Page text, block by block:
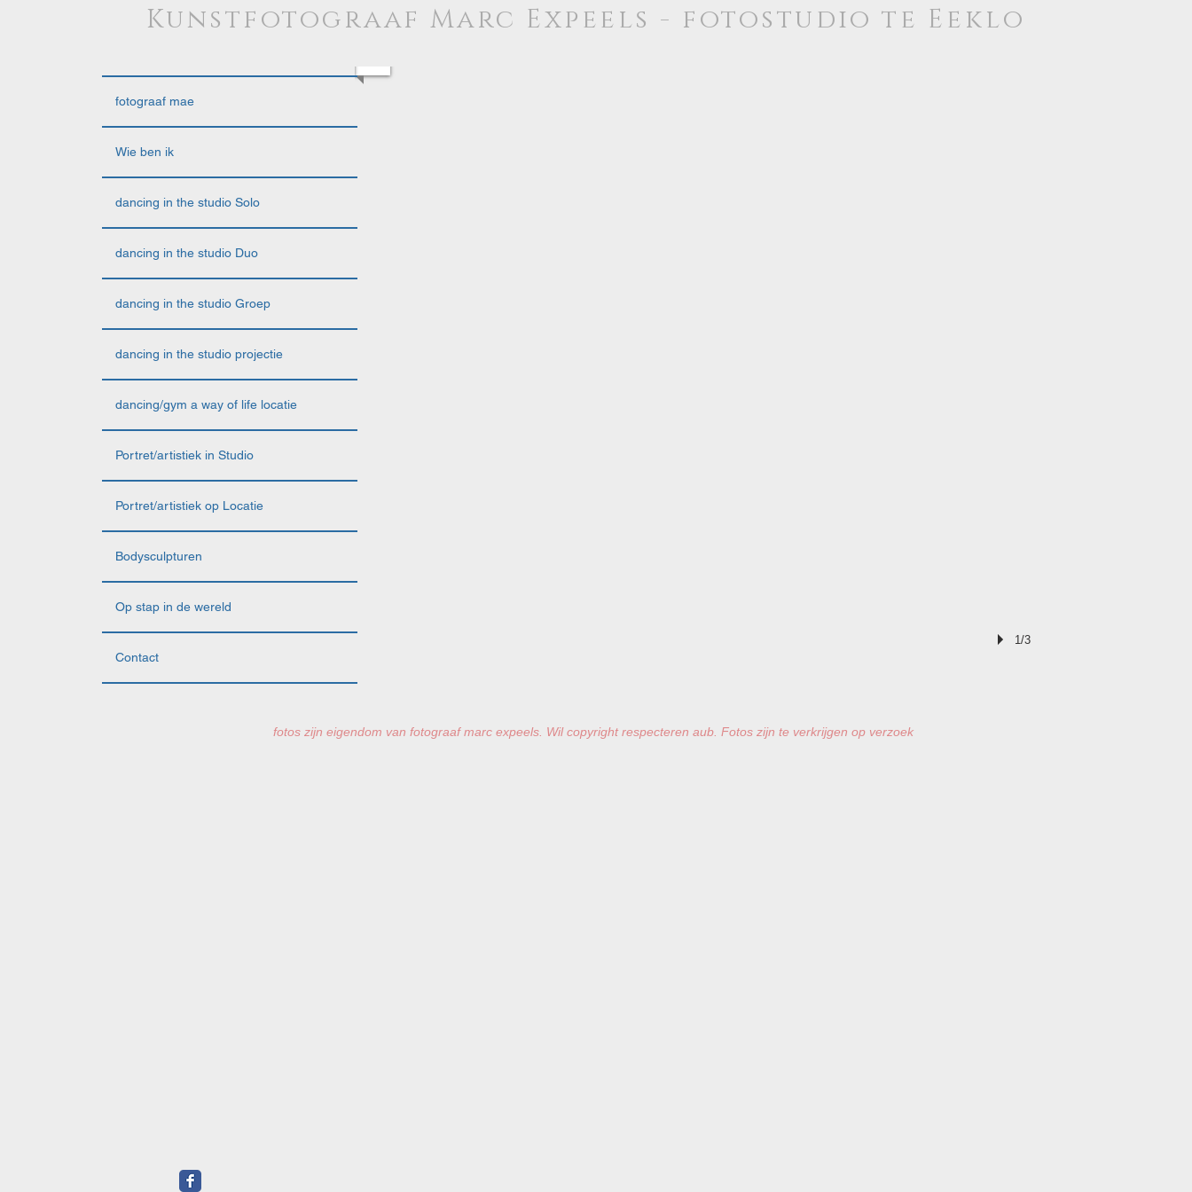
Kunstfotograaf Marc Expeels - fotostudio te Eeklo
1/3
fotograaf mae
Wie ben ik
dancing in the studio Solo
dancing in the studio Duo
dancing in the studio Groep
dancing in the studio projectie
dancing/gym a way of life locatie
Portret/artistiek in Studio
Portret/artistiek op Locatie
Bodysculpturen
Op stap in de wereld
Contact
fotos zijn eigendom van fotograaf marc expeels. Wil copyright respecteren aub. Fotos zijn te verkrijgen op verzoek